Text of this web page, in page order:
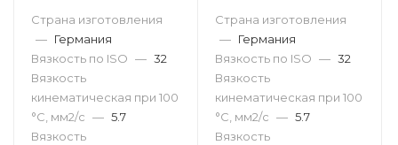
Страна изготовления
— Германия
Вязкость по ISO — 32
Вязкость
кинематическая при 100
°С, мм2/с — 5.7
Вязкость
Страна изготовления
— Германия
Вязкость по ISO — 32
Вязкость
кинематическая при 100
°С, мм2/с — 5.7
Вязкость